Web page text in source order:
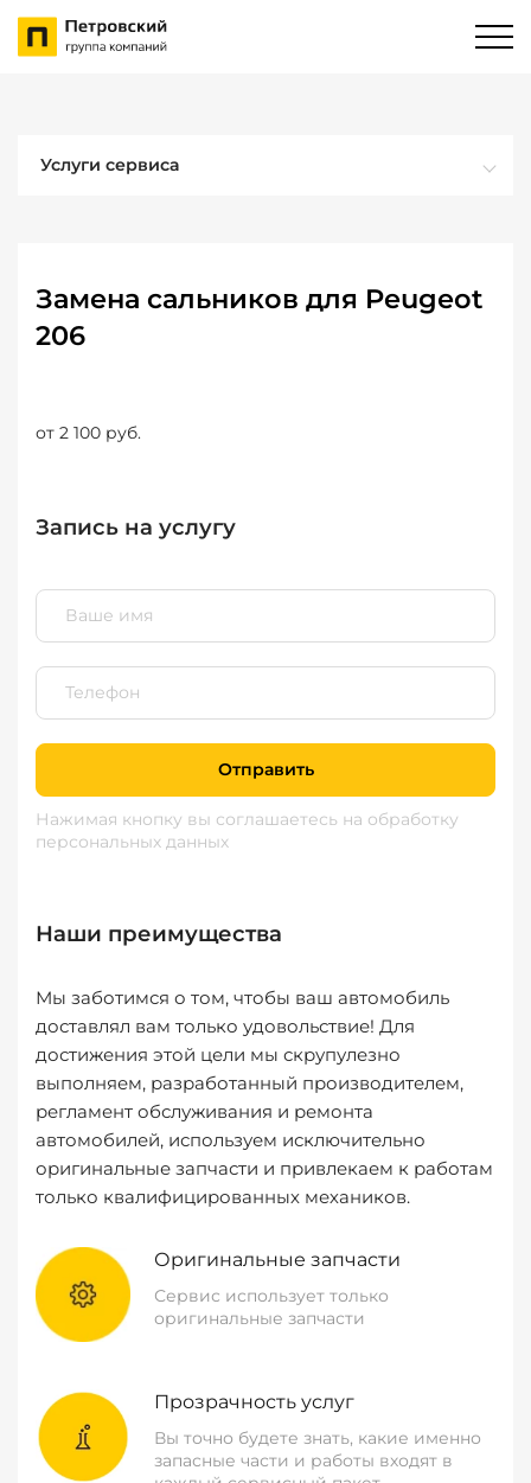
Услуги сервиса
Замена сальников для Peugeot
206
от 2 100 руб.
Запись на услугу
Отправить
Нажимая кнопку вы соглашаетесь на обработку
персональных данных
Наши преимущества
Мы заботимся о том, чтобы ваш автомобиль
доставлял вам только удовольствие! Для
достижения этой цели мы скрупулезно
выполняем, разработанный производителем,
регламент обслуживания и ремонта
автомобилей, используем исключительно
оригинальные запчасти и привлекаем к работам
только квалифицированных механиков.
Оригинальные запчасти
Сервис использует только
оригинальные запчасти
Прозрачность услуг
Вы точно будете знать, какие именно
запасные части и работы входят в